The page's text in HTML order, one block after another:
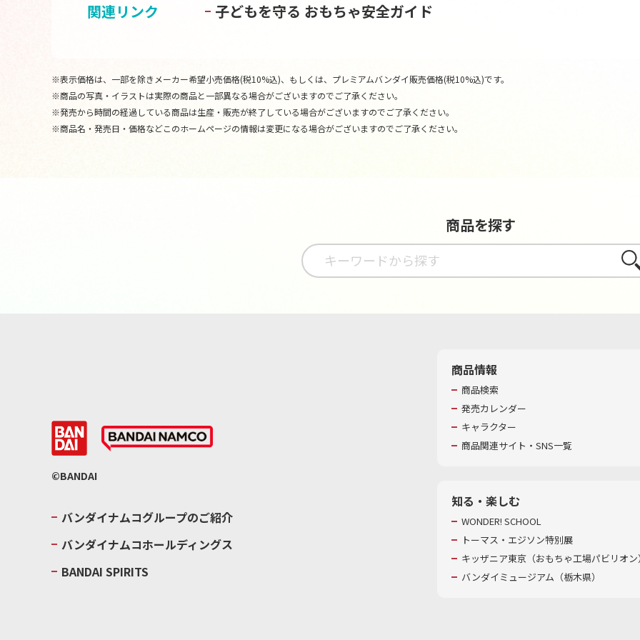
関連リンク 子どもを守る おもちゃ安全ガイド
※表示価格は、一部を除きメーカー希望小売価格(税10%込)、もしくは、プレミアムバンダイ販売価格(税10%込)です。
※商品の写真・イラストは実際の商品と一部異なる場合がございますのでご了承ください。
※発売から時間の経過している商品は生産・販売が終了している場合がございますのでご了承ください。
※商品名・発売日・価格などこのホームページの情報は変更になる場合がございますのでご了承ください。
商品を探す
さが
©BANDAI
バンダイナムコグループのご紹介
バンダイナムコホールディングス
BANDAI SPIRITS
商品情報
商品検索
発売カレンダー
キャラクター
商品関連サイト・SNS一覧
知る・楽しむ
WONDER! SCHOOL
トーマス・エジソン特別展
キッザニア東京（おもちゃ工場パビリオ
バンダイミュージアム（栃木県）